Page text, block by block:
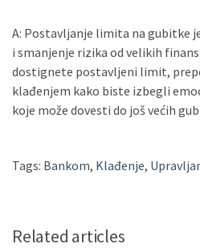
A: Postavljanje limita na gubitke
i smanjenje rizika od velikih
dostignete postavljeni limit,
klađenjem kako biste izbegli
koje može dovesti do još većih
Tags: Bankom, Klađenje,
Related articles